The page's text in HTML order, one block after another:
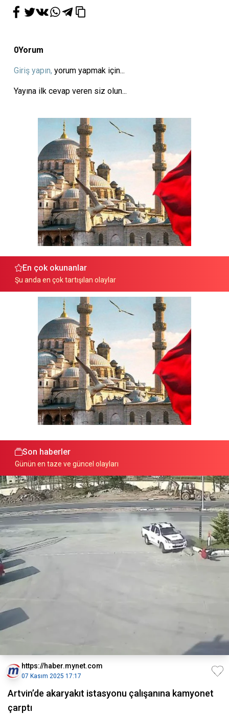
0Yorum
Giriş yapın, yorum yapmak için...
Yayına ilk cevap veren siz olun...
En çok okunanlar
Şu anda en çok tartışılan olaylar
Son haberler
Günün en taze ve güncel olayları
https://haber.mynet.com
07 Kasım 2025 17:17
Artvin’de akaryakıt istasyonu çalışanına kamyonet
çarptı